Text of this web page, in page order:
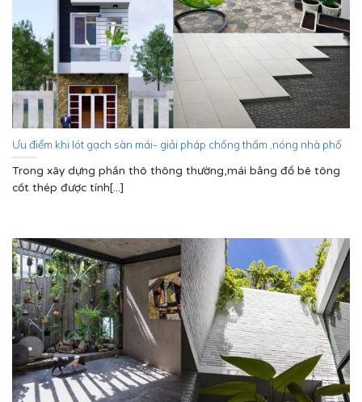
Ưu điểm khi lót gạch sàn mái- giải pháp chống thấm ,nóng nhà phố
Trong xây dựng phần thô thông thường,mái bằng đổ bê tông
cốt thép được tính[...]